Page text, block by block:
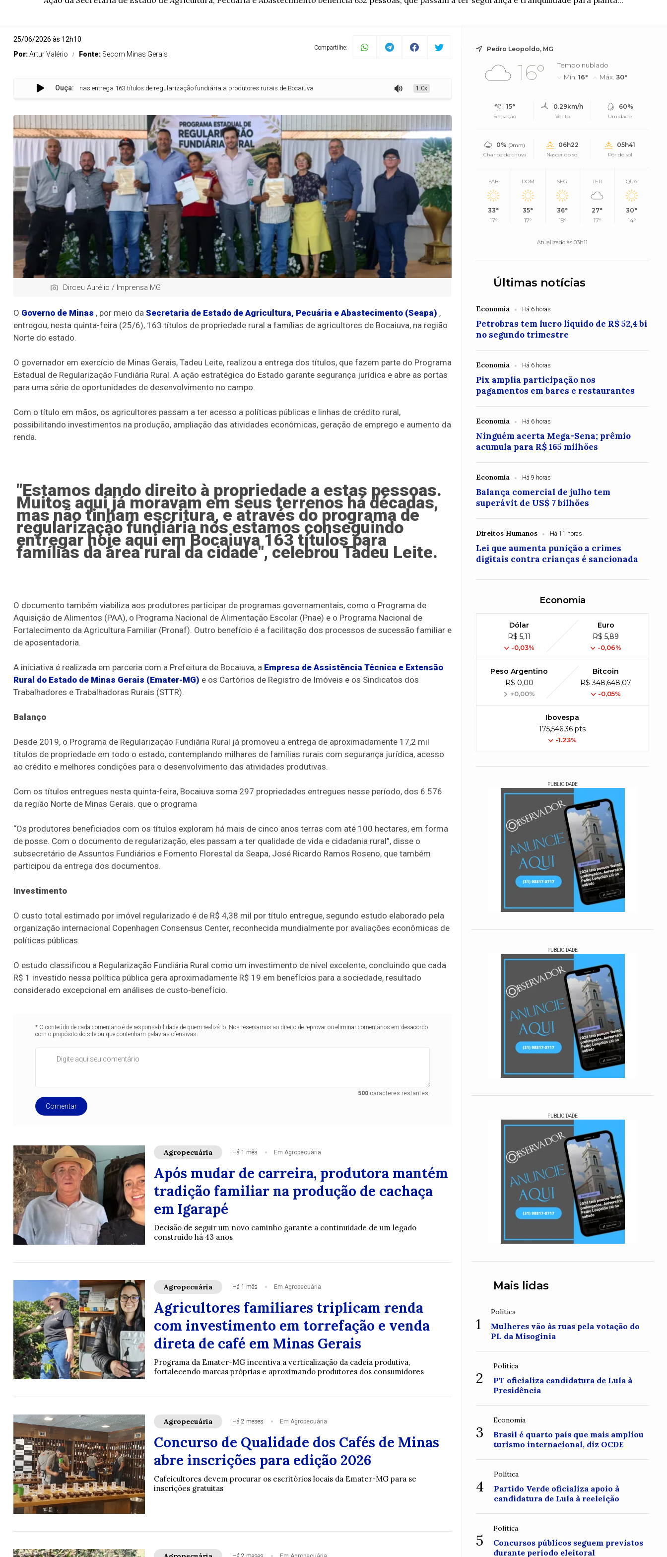
25/06/2026 às 12h10
Por:Artur Valério Fonte: Secom Minas Gerais
Compartilhe:
Ouça:
Governo de Minas entrega 163 títulos de regularização fundiária a produtores rurais de Bocaiuva 1.0x
Dirceu Aurélio / Imprensa MG
O Governo de Minas , por meio da Secretaria de Estado de Agricultura, Pecuária e Abastecimento (Seapa) ,
entregou, nesta quinta-feira (25/6), 163 títulos de propriedade rural a famílias de agricultores de Bocaiuva, na região
Norte do estado.
O governador em exercício de Minas Gerais, Tadeu Leite, realizou a entrega dos títulos, que fazem parte do Programa
Estadual de Regularização Fundiária Rural. A ação estratégica do Estado garante segurança jurídica e abre as portas
para uma série de oportunidades de desenvolvimento no campo.
Com o título em mãos, os agricultores passam a ter acesso a políticas públicas e linhas de crédito rural,
possibilitando investimentos na produção, ampliação das atividades econômicas, geração de emprego e aumento da
renda.
"Estamos dando direito à propriedade a estas pessoas.
Muitos aqui já moravam em seus terrenos há décadas,
mas não tinham escritura, e através do programa de
regularização fundiária nós estamos conseguindo
entregar hoje aqui em Bocaiuva 163 títulos para
famílias da área rural da cidade", celebrou Tadeu Leite.
O documento também viabiliza aos produtores participar de programas governamentais, como o Programa de
Aquisição de Alimentos (PAA), o Programa Nacional de Alimentação Escolar (Pnae) e o Programa Nacional de
Fortalecimento da Agricultura Familiar (Pronaf). Outro benefício é a facilitação dos processos de sucessão familiar e
de aposentadoria.
A iniciativa é realizada em parceria com a Prefeitura de Bocaiuva, a Empresa de Assistência Técnica e Extensão
Rural do Estado de Minas Gerais (Emater-MG) e os Cartórios de Registro de Imóveis e os Sindicatos dos
Trabalhadores e Trabalhadoras Rurais (STTR).
Balanço
Desde 2019, o Programa de Regularização Fundiária Rural já promoveu a entrega de aproximadamente 17,2 mil
títulos de propriedade em todo o estado, contemplando milhares de famílias rurais com segurança jurídica, acesso
ao crédito e melhores condições para o desenvolvimento das atividades produtivas.
Com os títulos entregues nesta quinta-feira, Bocaiuva soma 297 propriedades entregues nesse período, dos 6.576
da região Norte de Minas Gerais. que o programa
“Os produtores beneficiados com os títulos exploram há mais de cinco anos terras com até 100 hectares, em forma
de posse. Com o documento de regularização, eles passam a ter qualidade de vida e cidadania rural”, disse o
subsecretário de Assuntos Fundiários e Fomento Florestal da Seapa, José Ricardo Ramos Roseno, que também
participou da entrega dos documentos.
Investimento
O custo total estimado por imóvel regularizado é de R$ 4,38 mil por título entregue, segundo estudo elaborado pela
organização internacional Copenhagen Consensus Center, reconhecida mundialmente por avaliações econômicas de
políticas públicas.
O estudo classificou a Regularização Fundiária Rural como um investimento de nível excelente, concluindo que cada
R$ 1 investido nessa política pública gera aproximadamente R$ 19 em benefícios para a sociedade, resultado
considerado excepcional em análises de custo-benefício.
* O conteúdo de cada comentário é de responsabilidade de quem realizá-lo. Nos reservamos ao direito de reprovar ou eliminar comentários em desacordo
com o propósito do site ou que contenham palavras ofensivas.
500caracteres restantes.
Comentar
Agropecuária Há 1 mês Em Agropecuária
Após mudar de carreira, produtora mantém
tradição familiar na produção de cachaça
em Igarapé
Decisão de seguir um novo caminho garante a continuidade de um legado
construído há 43 anos
Agropecuária Há 1 mês Em Agropecuária
Agricultores familiares triplicam renda
com investimento em torrefação e venda
direta de café em Minas Gerais
Programa da Emater-MG incentiva a verticalização da cadeia produtiva,
fortalecendo marcas próprias e aproximando produtores dos consumidores
Agropecuária Há 2 meses Em Agropecuária
Concurso de Qualidade dos Cafés de Minas
abre inscrições para edição 2026
Cafeicultores devem procurar os escritórios locais da Emater-MG para se
inscrições gratuitas
Pedro Leopoldo, MG
16°
Tempo nublado
Mín.16° Máx.30°
15°
Sensação
0.29km/h
Vento
60%
Umidade
0% (0mm)
Chance de chuva
06h22
Nascer do sol
05h41
Pôr do sol
SÁB
33°
17°
DOM
35°
17°
SEG
36°
19°
TER
27°
17°
QUA
30°
14°
Atualizado às 03h11
Últimas notícias
Economia Há 6 horas
Petrobras tem lucro líquido de R$ 52,4 bi
no segundo trimestre
Economia Há 6 horas
Pix amplia participação nos
pagamentos em bares e restaurantes
Economia Há 6 horas
Ninguém acerta Mega-Sena; prêmio
acumula para R$ 165 milhões
Economia Há 9 horas
Balança comercial de julho tem
superávit de US$ 7 bilhões
Direitos Humanos Há 11 horas
Lei que aumenta punição a crimes
digitais contra crianças é sancionada
Economia
Dólar
R$ 5,11
-0,03%
Euro
R$ 5,89
-0,06%
Peso Argentino
R$ 0,00
+0,00%
Bitcoin
R$ 348,648,07
-0,05%
Ibovespa
175,546,36 pts
-1.23%
PUBLICIDADE
PUBLICIDADE
PUBLICIDADE
Mais lidas
1
Política
Mulheres vão às ruas pela votação do
PL da Misoginia
2
Política
PT oficializa candidatura de Lula à
Presidência
3
Economia
Brasil é quarto país que mais ampliou
turismo internacional, diz OCDE
4
Política
Partido Verde oficializa apoio à
candidatura de Lula à reeleição
5
Política
Concursos públicos seguem previstos
durante período eleitoral